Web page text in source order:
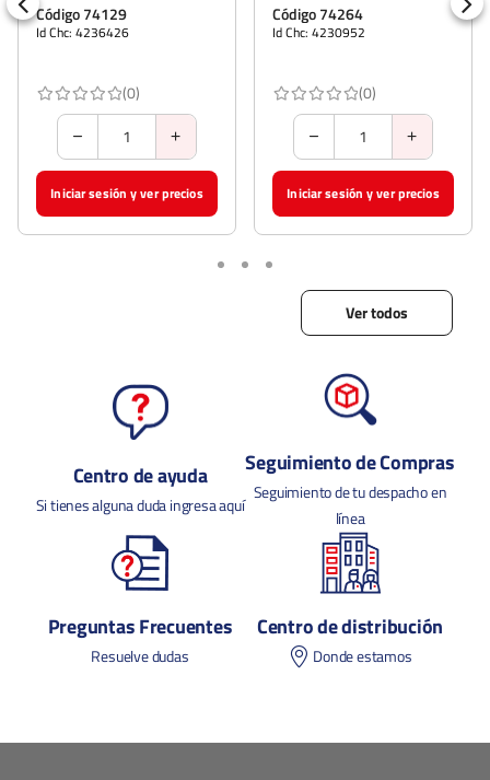
Sodio (por Porción) 36 mg
Vegano
Estado de Producto DISPONIBLE
Presentación/Empaque Lata
Refresque sus días con la deliciosa y burbujeante Coca-Cola Zero
Azúcar, ahora presentada en prácticas latas de 350ml. Sin sacrificar
al tanto de sus objetivos de salud al ofrecer una bebida libre de azúcar.
Ideal para disfrutar en cualquier momento y lugar.
Código 74129
Id Chc: 4236426
(0)
Iniciar sesión y ver precios
Código 74264
Id Chc: 4230952
(0)
Iniciar sesión y ver precios
Ver todos
Centro de ayuda
Si tienes alguna duda ingresa aquí
Seguimiento de Compras
Seguimiento de tu despacho en
línea
Preguntas Frecuentes
Resuelve dudas
Centro de distribución
Donde estamos